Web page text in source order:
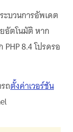
ะบวนการอัพเดต
อัตโนมัติ หาก
8.4 โปรดรอ
ถตั้งค่าเวอร์ชัน